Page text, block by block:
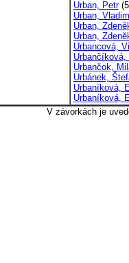
Urban, Petr
Urban,
Urban,
Urban,
Urbancová,
Urbančíková,
Urbančok,
Urbánek,
Urbaníková,
Urbaníková,
V závorkách je